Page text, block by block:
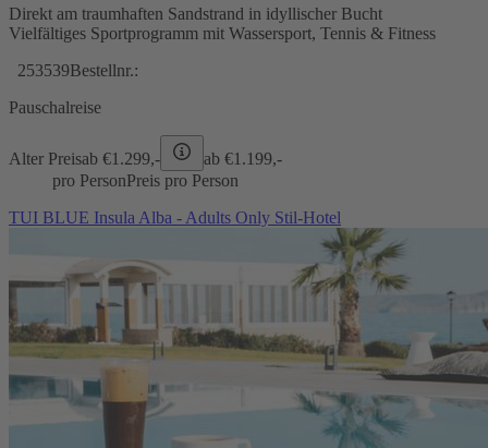
Direkt am traumhaften Sandstrand in idyllischer Bucht
Vielfältiges Sportprogramm mit Wassersport, Tennis & Fitness
253539Bestellnr.:
Pauschalreise
Alter Preisab €1.299,- ab €1.199,-
pro PersonPreis pro Person
TUI BLUE Insula Alba - Adults Only Stil-Hotel